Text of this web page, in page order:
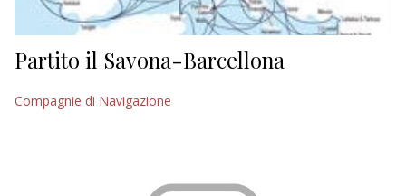
Partito il Savona-Barcellona
Compagnie di Navigazione